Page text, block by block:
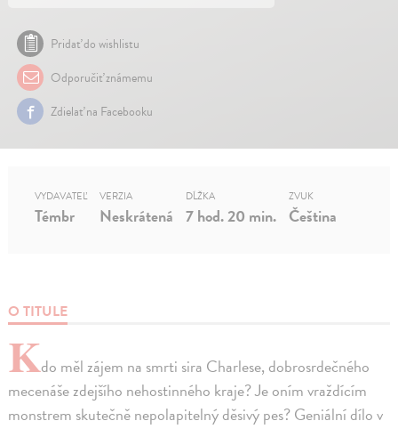
Pridať do wishlistu
Odporučiť známemu
Zdielať na Facebooku
O TITULE
Kdo měl zájem na smrti sira Charlese, dobrosrdečného
mecenáše zdejšího nehostinného kraje? Je oním vraždícím
monstrem skutečně nepolapitelný děsivý pes? Geniální dílo v
VYDAVATEĽ
Témbr
VERZIA
Neskrátená
DĹŽKA
7 hod. 20 min.
ZVUK
Čeština